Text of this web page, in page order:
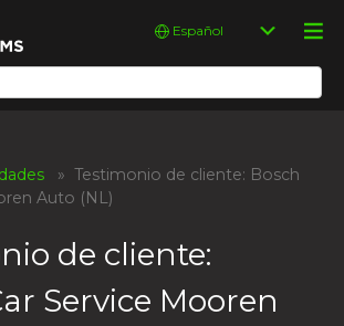
Elegir
idioma
» Testimonio de cliente: Bosch
Auto (NL)
de cliente:
Service Mooren